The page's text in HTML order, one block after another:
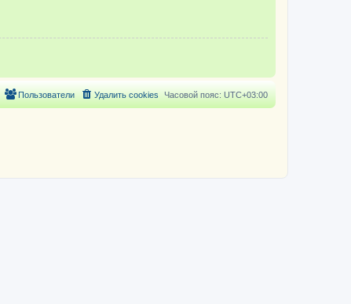
Часовой пояс: UTC+03:00
Удалить cookies
Пользователи